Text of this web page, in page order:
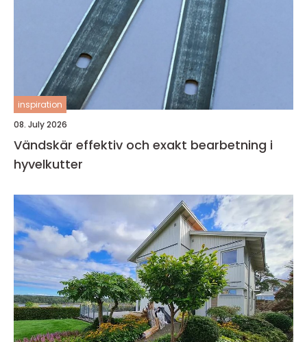
inspiration
08. July 2026
Vändskär effektiv och exakt bearbetning i
hyvelkutter